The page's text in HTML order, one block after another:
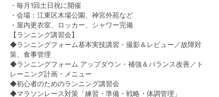
・毎月1回土日祝に開催
・会場：江東区木場公園、神宮外苑など
・屋内更衣室、ロッカー、シャワー完備
【ランニング講習会】
◆ランニングフォーム基本実技講習・撮影＆レビュー／故障対
策、食事管理
◆ランニングフォーム アップダウン・補強＆バランス改善／ト
レーニング計画・メニュー
◆初心者のためのランニング講習会
◆マラソンレース対策「練習・準備・戦略・体調管理」